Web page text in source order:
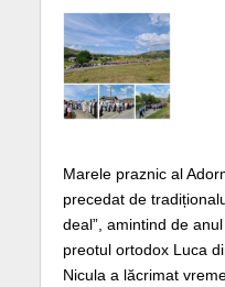
Marele praznic al
precedat de
deal”, amintind de
preotul ortodox Luca
Nicula a lăcrimat